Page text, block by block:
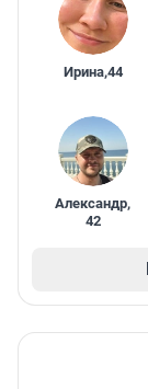
Ирина,44
Александр,
42